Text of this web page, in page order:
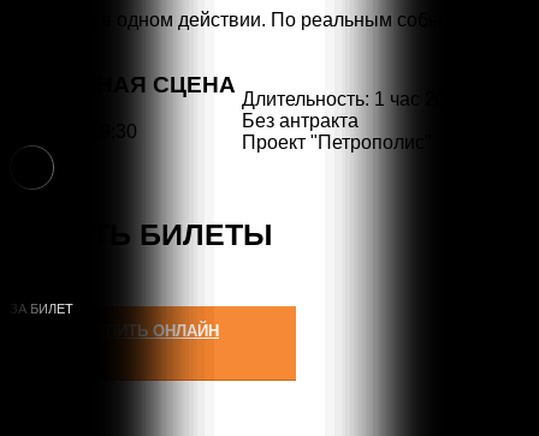
Дознание в одном действии. По реальным событиям.
ОСНОВНАЯ СЦЕНА
8 марта, 19:30
Длительность: 1 час 20 мин
Без антракта
Проект "Петрополис"
КУПИТЬ БИЛЕТЫ
КУПИТЬ ОНЛАЙН